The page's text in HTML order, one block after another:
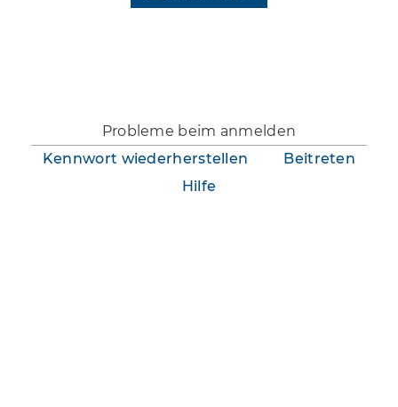
Probleme beim anmelden
Kennwort wiederherstellen
Beitreten
Hilfe